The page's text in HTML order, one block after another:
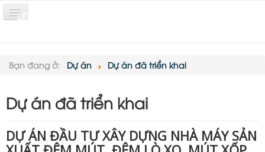
LIÊN HỆ
Nội dung:
Bạn đang ở: Dự án Dự án đã triển khai
Dự án đã triển khai
DỰ ÁN ĐẦU TƯ XÂY DỰNG NHÀ MÁY SẢN